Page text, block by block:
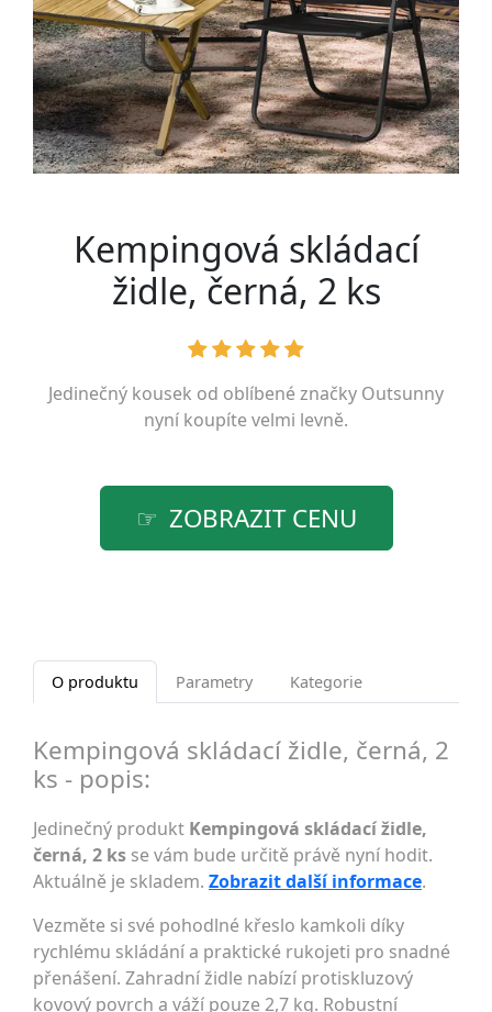
Kempingová skládací
židle, černá, 2 ks
Jedinečný kousek od oblíbené značky Outsunny
nyní koupíte velmi levně.
ZOBRAZIT CENU
O produktu Parametry Kategorie
Kempingová skládací židle, černá, 2
ks - popis:
Jedinečný produkt Kempingová skládací židle,
černá, 2 ks se vám bude určitě právě nyní hodit.
Aktuálně je skladem. Zobrazit další informace.
Vezměte si své pohodlné křeslo kamkoli díky
rychlému skládání a praktické rukojeti pro snadné
přenášení. Zahradní židle nabízí protiskluzový
kovový povrch a váží pouze 2,7 kg. Robustní